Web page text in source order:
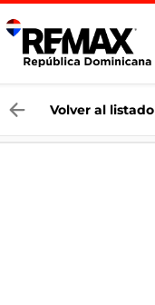
Volver al listado